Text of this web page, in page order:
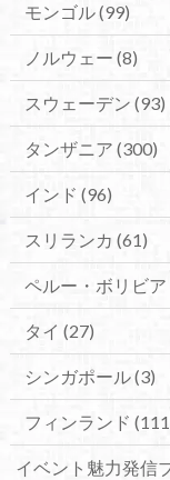
モンゴル(99)
ノルウェー (8)
スウェーデン (93)
タンザニア (300)
インド (96)
スリランカ (61)
ペルー・ボリビア
タイ (27)
シンガポール(3)
フィンランド
イベント魅力発信